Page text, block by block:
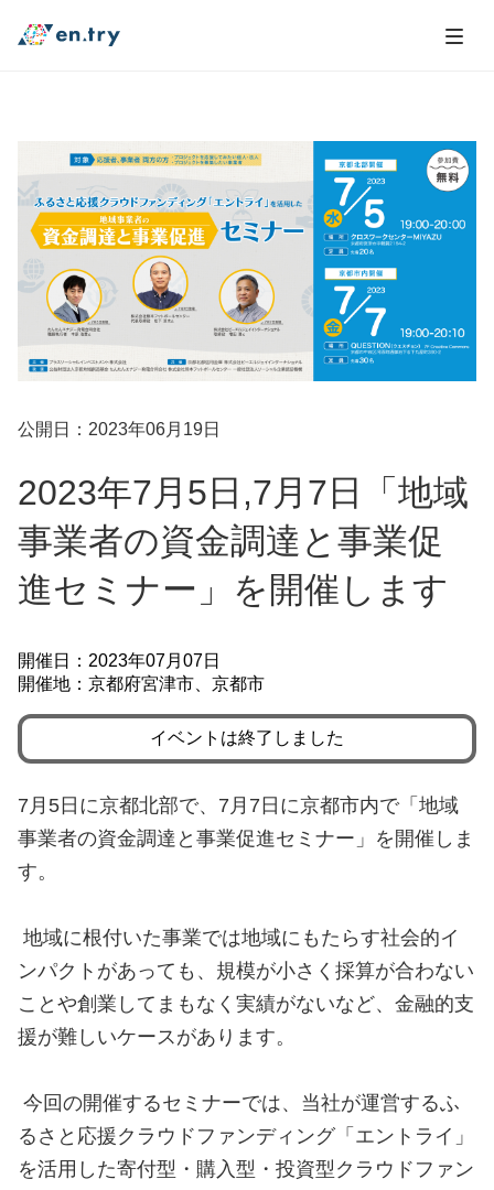
公開日：2023年06月19日
2023年7月5日,7月7日「地域
事業者の資金調達と事業促
進セミナー」を開催します
開催日：2023年07月07日
開催地：京都府宮津市、京都市
イベントは終了しました
7月5日に京都北部で、7月7日に京都市内で「地域
事業者の資金調達と事業促進セミナー」を開催しま
す。
地域に根付いた事業では地域にもたらす社会的イ
ンパクトがあっても、規模が小さく採算が合わない
ことや創業してまもなく実績がないなど、金融的支
援が難しいケースがあります。
今回の開催するセミナーでは、当社が運営するふ
るさと応援クラウドファンディング「エントライ」
を活用した寄付型・購入型・投資型クラウドファン